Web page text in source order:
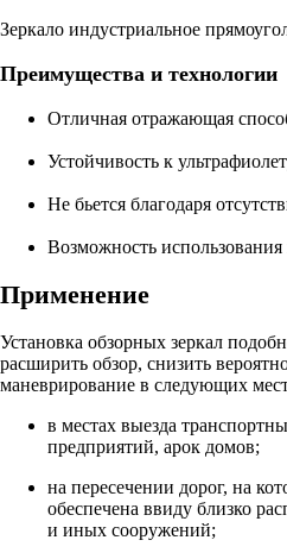
Зеркало индустриальное
Преимущества и технологии
Отличная отражающая
Устойчивость к
Не бьется благодаря
Возможность
Применение
Установка обзорных зеркал
расширить обзор, снизить
маневрирование в следующих
в местах выезда
предприятий, арок домов;
на пересечении дорог, на
обеспечена ввиду близко
и иных сооружений;